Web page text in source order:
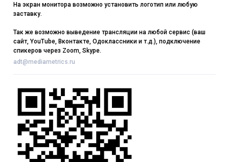
На экран монитора возможно установить логотип или любую
заставку.
Так же возможно выведение трансляции на любой сервис (ваш
сайт, YouTube, Вконтакте, Одоклассники и т.д.), подключение
спикеров через Zoom, Skype.
adt@mediametrics.ru